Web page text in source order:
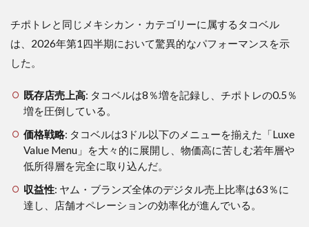
チポトレと同じメキシカン・カテゴリーに属するタコベル
は、2026年第1四半期において驚異的なパフォーマンスを示
した。
既存店売上高: タコベルは8％増を記録し、チポトレの0.5％
増を圧倒している。
価格戦略: タコベルは3ドル以下のメニューを揃えた「Luxe
Value Menu」を大々的に展開し、物価高に苦しむ若年層や
低所得層を完全に取り込んだ。
収益性: ヤム・ブランズ全体のデジタル売上比率は63％に
達し、店舗オペレーションの効率化が進んでいる。